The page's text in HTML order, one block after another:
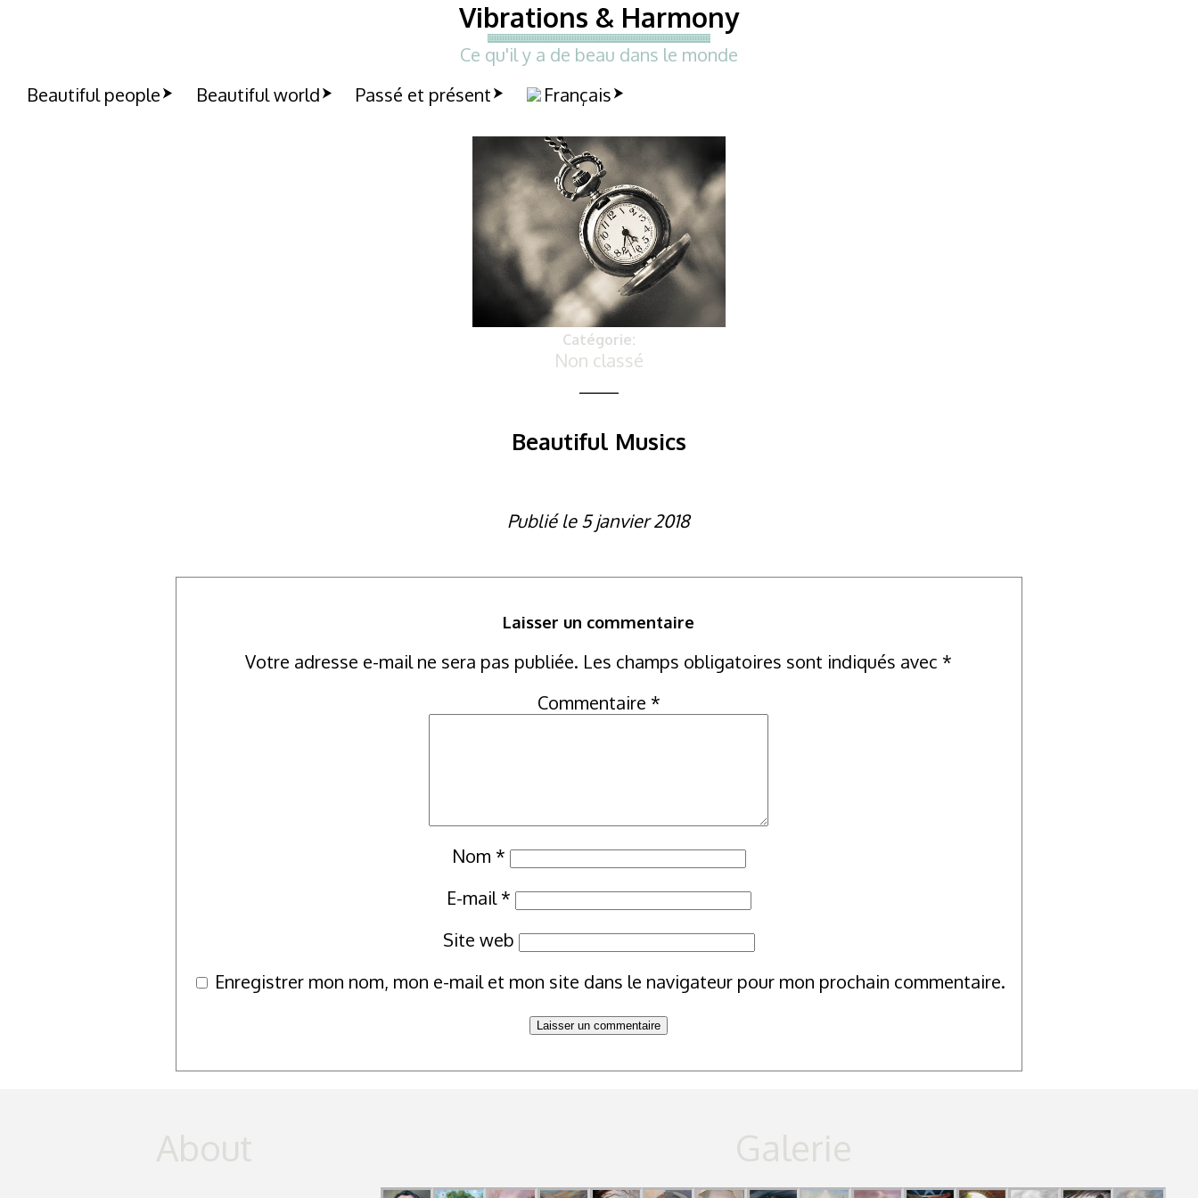
Vibrations & Harmony
Ce qu'il y a de beau dans le monde
Beautiful people
Beautiful world Passé et présent Français
Catégorie:
Non classé
Beautiful Musics
Publié le 5 janvier 2018
Laisser un commentaire
Votre adresse e-mail ne sera pas publiée. Les champs obligatoires sont indiqués avec *
Commentaire *
Nom *
E-mail*
Site web
Enregistrer mon nom, mon e-mail et mon site dans le navigateur pour mon prochain commentaire.